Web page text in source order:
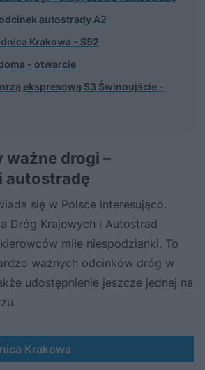
autostrady A2
Krakowa - S52
- otwarcie
ekspresową S3 Świnoujście -
drogi –
autostradę
się w Polsce interesująco.
Dróg Krajowych i Autostrad
miłe niespodzianki. To
ważnych odcinków dróg w
udostępnienie jeszcze jednej na
Krakowa